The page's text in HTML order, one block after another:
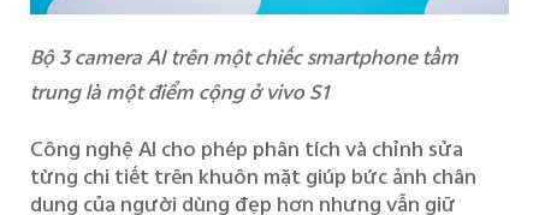
Bộ 3 camera AI trên một chiếc smartphone tầm
trung là một điểm cộng ở vivo S1
Công nghệ AI cho phép phân tích và chỉnh sửa
từng chi tiết trên khuôn mặtgiúp bức ảnh chân
dung của người dùng đẹp hơn nhưng vẫn giữ